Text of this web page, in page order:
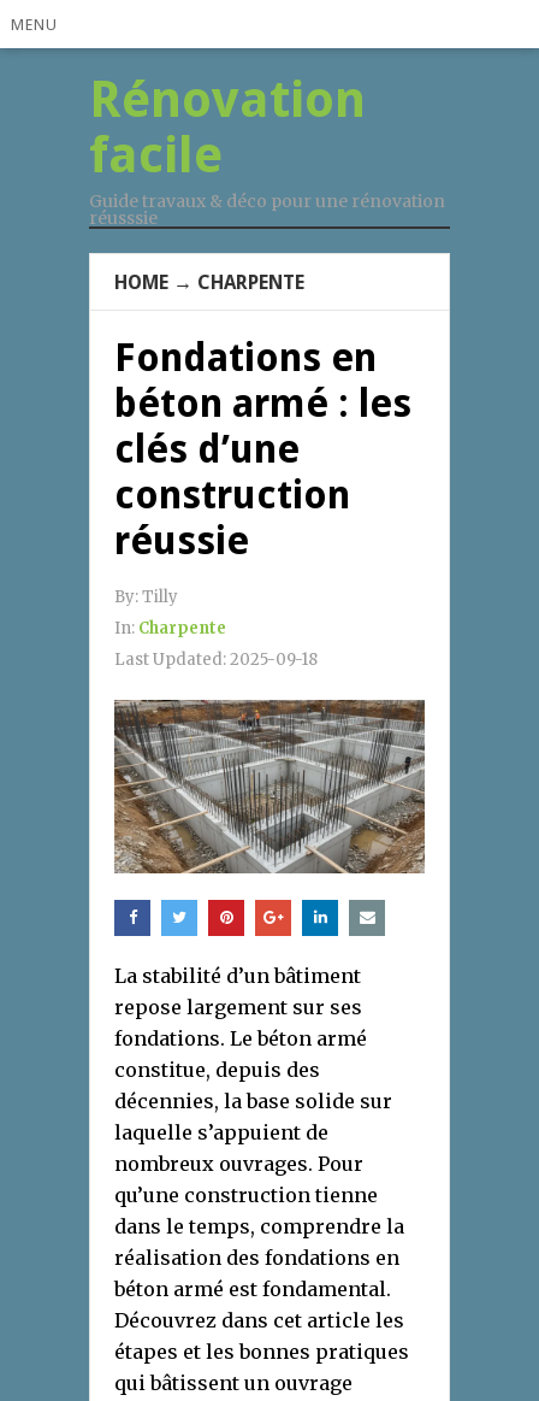
MENU
Rénovation
facile
Guide travaux & déco pour une rénovation
réusssie
HOME → CHARPENTE
Fondations en
béton armé : les
clés d’une
construction
réussie
By:Tilly
In: Charpente
Last Updated:2025-09-18
La stabilité d’un bâtiment
repose largement sur ses
fondations. Le béton armé
constitue, depuis des
décennies, la base solide sur
laquelle s’appuient de
nombreux ouvrages. Pour
qu’une construction tienne
dans le temps, comprendre la
réalisation des fondations en
béton armé est fondamental.
Découvrez dans cet article les
étapes et les bonnes pratiques
qui bâtissent un ouvrage